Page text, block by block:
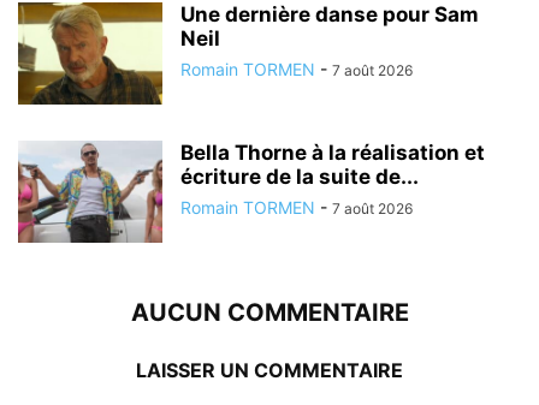
Une dernière danse pour Sam
Neil
Romain TORMEN - 7 août 2026
Bella Thorne à la réalisation et
écriture de la suite de...
Romain TORMEN - 7 août 2026
AUCUN COMMENTAIRE
LAISSER UN COMMENTAIRE